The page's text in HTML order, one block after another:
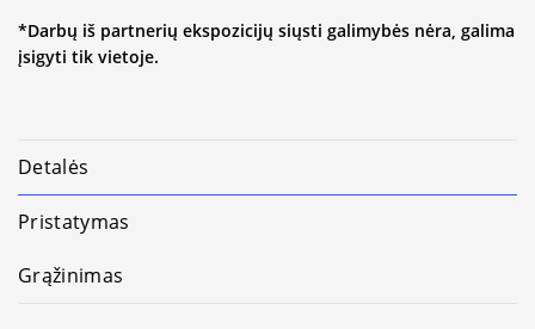
*Darbų iš partnerių ekspozicijų siųsti galimybės nėra, galima
įsigyti tik vietoje.
Detalės
Pristatymas
Grąžinimas